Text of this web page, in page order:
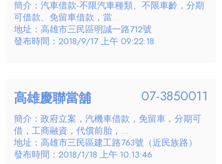
簡介：汽車借款-不限汽車種類、不限車齡，分期
可借款、免留車借款，當...
地址：高雄市三民區明誠一路712號
發布時間：2018/9/17 上午 09:22:18
高雄慶聯當舖 07-3850011
簡介：政府立案，汽機車借款，免留車，分期可
借，工商融資，代償前胎，...
地址：高雄市三民區建工路763號（近民族路）
發布時間：2018/1/18 上午 10:13:46